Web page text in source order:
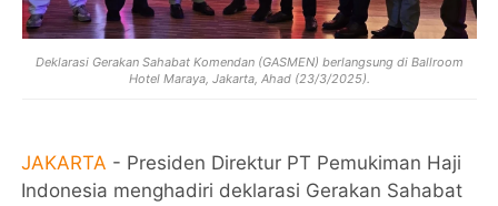
Deklarasi Gerakan Sahabat Komendan (GASMEN) berlangsung di Ballroom
Hotel Maraya, Jakarta, Ahad (23/3/2025).
JAKARTA - Presiden Direktur PT Pemukiman Haji
Indonesia menghadiri deklarasi Gerakan Sahabat